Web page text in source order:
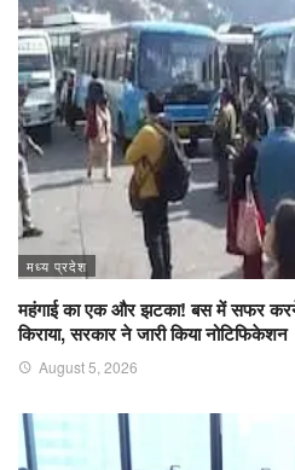
मध्य प्रदेश
महंगाई का एक और झटका! बस में सफर करने
किराया, सरकार ने जारी किया नोटिफिकेशन
August 5, 2026